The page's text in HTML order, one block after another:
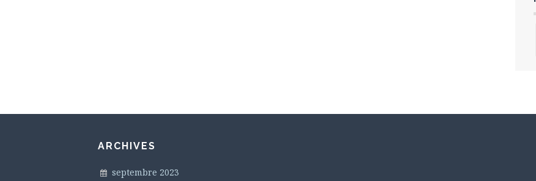
ARCHIVES
septembre 2023